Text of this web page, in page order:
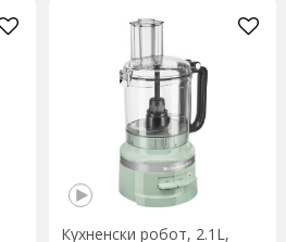
Кухненски робот, 2.1L,